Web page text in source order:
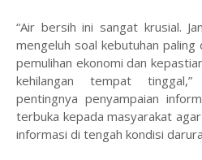
“Air bersih ini sangat krusial.
mengeluh soal kebutuhan
pemulihan ekonomi dan
kehilangan tempat tinggal,”
pentingnya penyampaian
terbuka kepada masyarakat
informasi di tengah kondisi